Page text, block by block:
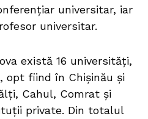
universitar, iar
universitar.
există 16 universități,
opt fiind în Chișinău și
Cahul, Comrat și
private. Din totalul